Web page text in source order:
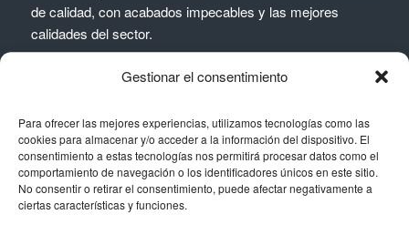
Gestionar el consentimiento
Para ofrecer las mejores experiencias, utilizamos tecnologías como las
cookies para almacenar y/o acceder a la información del dispositivo. El
consentimiento a estas tecnologías nos permitirá procesar datos como el
comportamiento de navegación o los identificadores únicos en este sitio.
No consentir o retirar el consentimiento, puede afectar negativamente a
ciertas características y funciones.
de calidad, con acabados impecables y las mejores
calidades del sector.
DATOS DE CONTACTO
Dirección